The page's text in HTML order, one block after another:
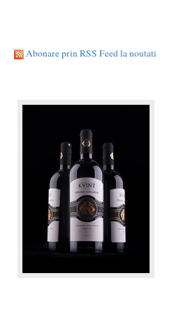
Abonare prin RSS Feed la noutati